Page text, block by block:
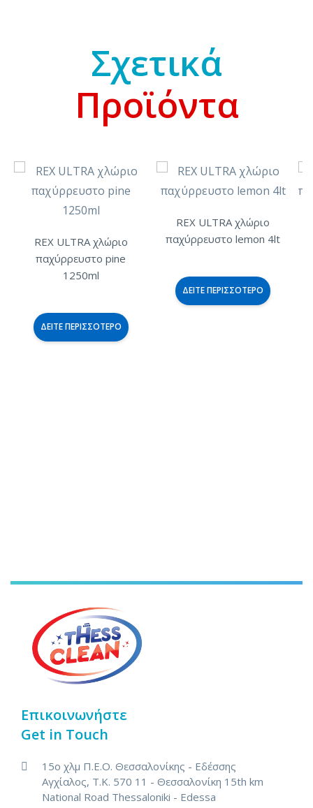
Σχετικά
Προϊόντα
REX ULTRA χλώριο
παχύρρευστο pine
1250ml
ΔΕΊΤΕ ΠΕΡΙΣΣΌΤΕΡΟ
REX ULTRA χλώριο
παχύρρευστο lemon 4lt
ΔΕΊΤΕ ΠΕΡΙΣΣΌΤΕΡΟ
Επικοινωνήστε
Get in Touch
15ο χλμ Π.Ε.Ο. Θεσσαλονίκης - Εδέσσης
Αγχίαλος, Τ.Κ. 570 11 - Θεσσαλονίκη 15th km
National Road Thessaloniki - Edessa